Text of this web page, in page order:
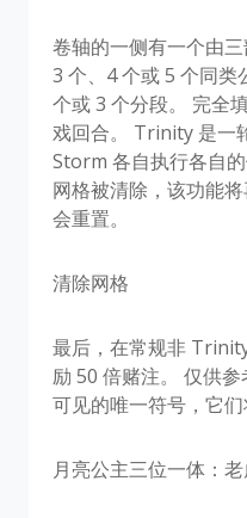
卷轴的一侧有一个由
3 个、4 个或 5 个同类
个或 3 个分段。 完全
戏回合。 Trinity 是一
Storm 各自执行各自
网格被清除，该功能
会重置。
清除网格
最后，在常规非
励 50 倍赌注。 仅供
可见的唯一符号，它们
月亮公主三位一体：